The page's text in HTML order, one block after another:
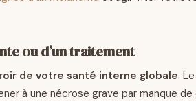
ou d’un traitement
de votre santé interne globale.
à une nécrose grave par manque de